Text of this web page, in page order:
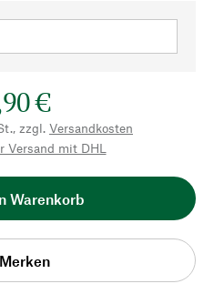
€
zzgl. Versandkosten
Versand mit DHL
Warenkorb
Merken